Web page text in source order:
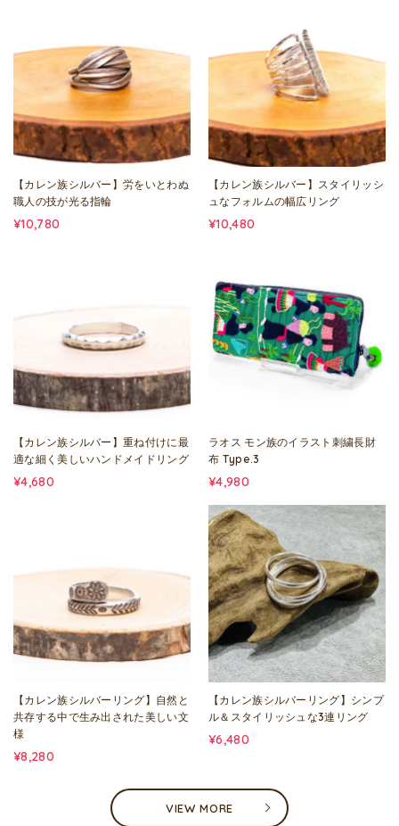
【カレン族シルバー】労をいとわぬ
職人の技が光る指輪
¥10,780
【カレン族シルバー】スタイリッシ
ュなフォルムの幅広リング
¥10,480
【カレン族シルバー】重ね付けに最
適な細く美しいハンドメイドリング
¥4,680
ラオス モン族のイラスト刺繍長財
布 Type.3
¥4,980
【カレン族シルバーリング】自然と
共存する中で生み出された美しい文
様
¥8,280
【カレン族シルバーリング】シンプ
ル＆スタイリッシュな3連リング
¥6,480
VIEW MORE